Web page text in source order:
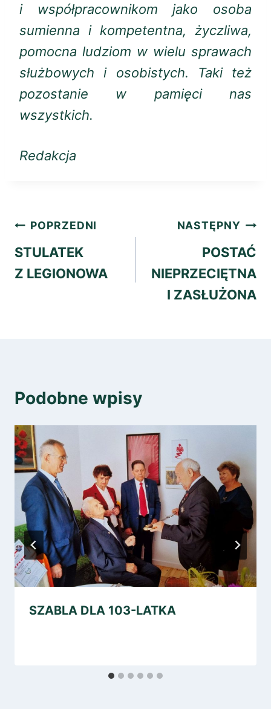
i współpracownikom jako osoba
sumienna i kompetentna, życzliwa,
pomocna ludziom w wielu sprawach
służbowych i osobistych. Taki też
pozostanie w pamięci nas
wszystkich.
Redakcja
Nawigacja
wpisu
POPRZEDNI
STULATEK
Z LEGIONOWA
NASTĘPNY
POSTAĆ
NIEPRZECIĘTNA
I ZASŁUŻONA
Podobne wpisy
SZABLA DLA 103-LATKA